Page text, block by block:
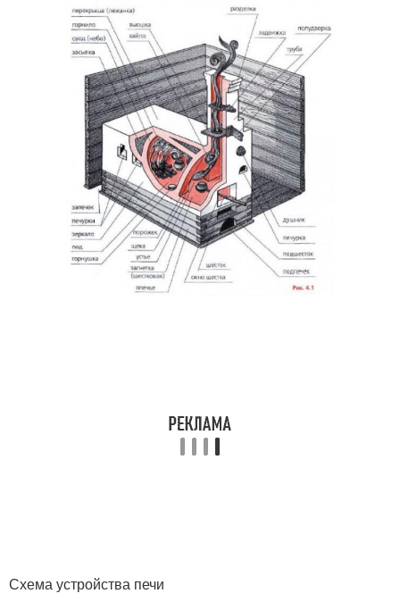
Отопительная печь Отопительные печи
Печи от печной
классики
Подовая печь
Подовые печи Хлебопекарная печь
Схема устройства печи